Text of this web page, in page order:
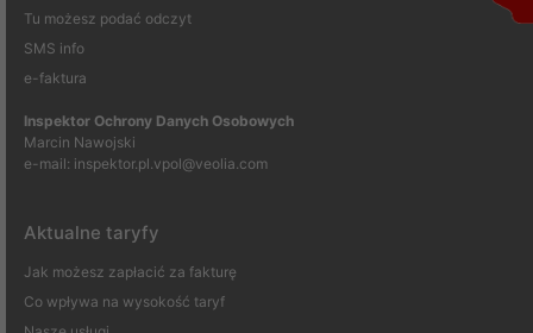
Tu możesz podać odczyt
SMS info
e-faktura
Inspektor Ochrony Danych Osobowych
Marcin Nawojski
e-mail: inspektor.pl.vpol@veolia.com
Aktualne taryfy
Jak możesz zapłacić za fakturę
Co wpływa na wysokość taryf